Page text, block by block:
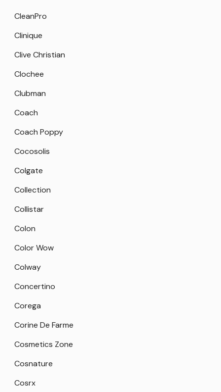
CleanPro
Clinique
Clive Christian
Clochee
Clubman
Coach
Coach Poppy
Cocosolis
Colgate
Collection
Collistar
Colon
Color Wow
Colway
Concertino
Corega
Corine De Farme
Cosmetics Zone
Cosnature
Cosrx